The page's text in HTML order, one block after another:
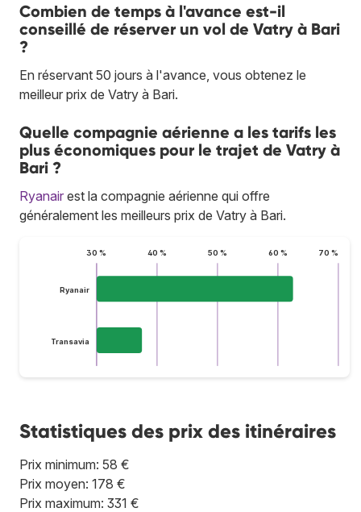
Combien de temps à l'avance est-il
conseillé de réserver un vol de Vatry à Bari
?
En réservant 50 jours à l'avance, vous obtenez le
meilleur prix de Vatry à Bari.
Quelle compagnie aérienne a les tarifs les
plus économiques pour le trajet de Vatry à
Bari ?
Ryanair est la compagnie aérienne qui offre
généralement les meilleurs prix de Vatry à Bari.
30 % 40 % 50 % 60 % 70 %
Ryanair
Transavia
Statistiques des prix des itinéraires
Prix minimum: 58 €
Prix moyen: 178 €
Prix maximum: 331 €